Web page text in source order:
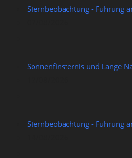
Sternbeobachtung - Führung
Sonnenfinsternis und Lange
Sternbeobachtung - Führung